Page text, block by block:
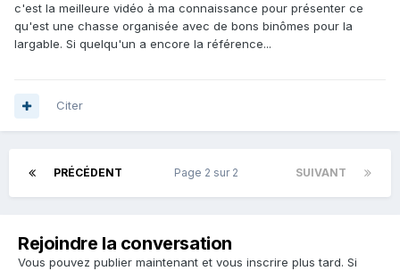
c'est la meilleure vidéo à ma connaissance pour présenter ce
qu'est une chasse organisée avec de bons binômes pour la
largable. Si quelqu'un a encore la référence...
Citer
PRÉCÉDENT SUIVANT
Page 2 sur 2
Rejoindre la conversation
Vous pouvez publier maintenant et vous inscrire plus tard. Si